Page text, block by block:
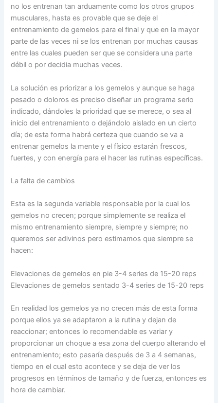
no los entrenan tan arduamente como los otros grupos
musculares, hasta es provable que se deje el
entrenamiento de gemelos para el final y que en la mayor
parte de las veces ni se los entrenan por muchas causas
entre las cuales pueden ser que se considera una parte
débil o por decidia muchas veces.
La solución es priorizar a los gemelos y aunque se haga
pesado o doloros es preciso diseñar un programa serio
indicado, dándoles la prioridad que se merece, o sea al
inicio del entrenamiento o dejándolo aislado en un cierto
día; de esta forma habrá certeza que cuando se va a
entrenar gemelos la mente y el físico estarán frescos,
fuertes, y con energía para el hacer las rutinas específicas.
La falta de cambios
Esta es la segunda variable responsable por la cual los
gemelos no crecen; porque simplemente se realiza el
mismo entrenamiento siempre, siempre y siempre; no
queremos ser adivinos pero estimamos que siempre se
hacen:
Elevaciones de gemelos en pie 3-4 series de 15-20 reps
Elevaciones de gemelos sentado 3-4 series de 15-20 reps
En realidad los gemelos ya no crecen más de esta forma
porque ellos ya se adaptaron a la rutina y dejan de
reaccionar; entonces lo recomendable es variar y
proporcionar un choque a esa zona del cuerpo alterando el
entrenamiento; esto pasaría después de 3 a 4 semanas,
tiempo en el cual esto acontece y se deja de ver los
progresos en términos de tamaño y de fuerza, entonces es
hora de cambiar.